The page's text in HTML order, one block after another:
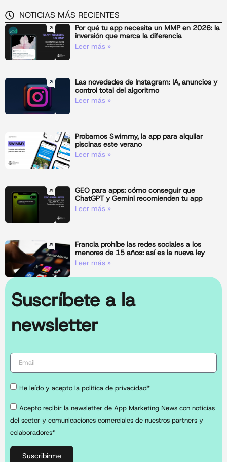
NOTICIAS MÁS RECIENTES
Por qué tu app necesita un MMP en 2026: la
inversión que marca la diferencia
Leer más »
Las novedades de Instagram: IA, anuncios y
control total del algoritmo
Leer más »
Probamos Swimmy, la app para alquilar
piscinas este verano
Leer más »
GEO para apps: cómo conseguir que
ChatGPT y Gemini recomienden tu app
Leer más »
Francia prohíbe las redes sociales a los
menores de 15 años: así es la nueva ley
Leer más »
Suscríbete a la
newsletter
He leído y acepto la política de privacidad*
Acepto recibir la newsletter de App Marketing News con noticias
del sector y comunicaciones comerciales de nuestros partners y
colaboradores*
Suscribirme